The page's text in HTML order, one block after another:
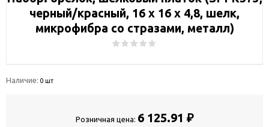
черный/красный, 16 x 16 x 4,8, шелк,
микрофибра со стразами, металл)
Наличие: 0 шт
Розничная цена: 6 125.91 ₽